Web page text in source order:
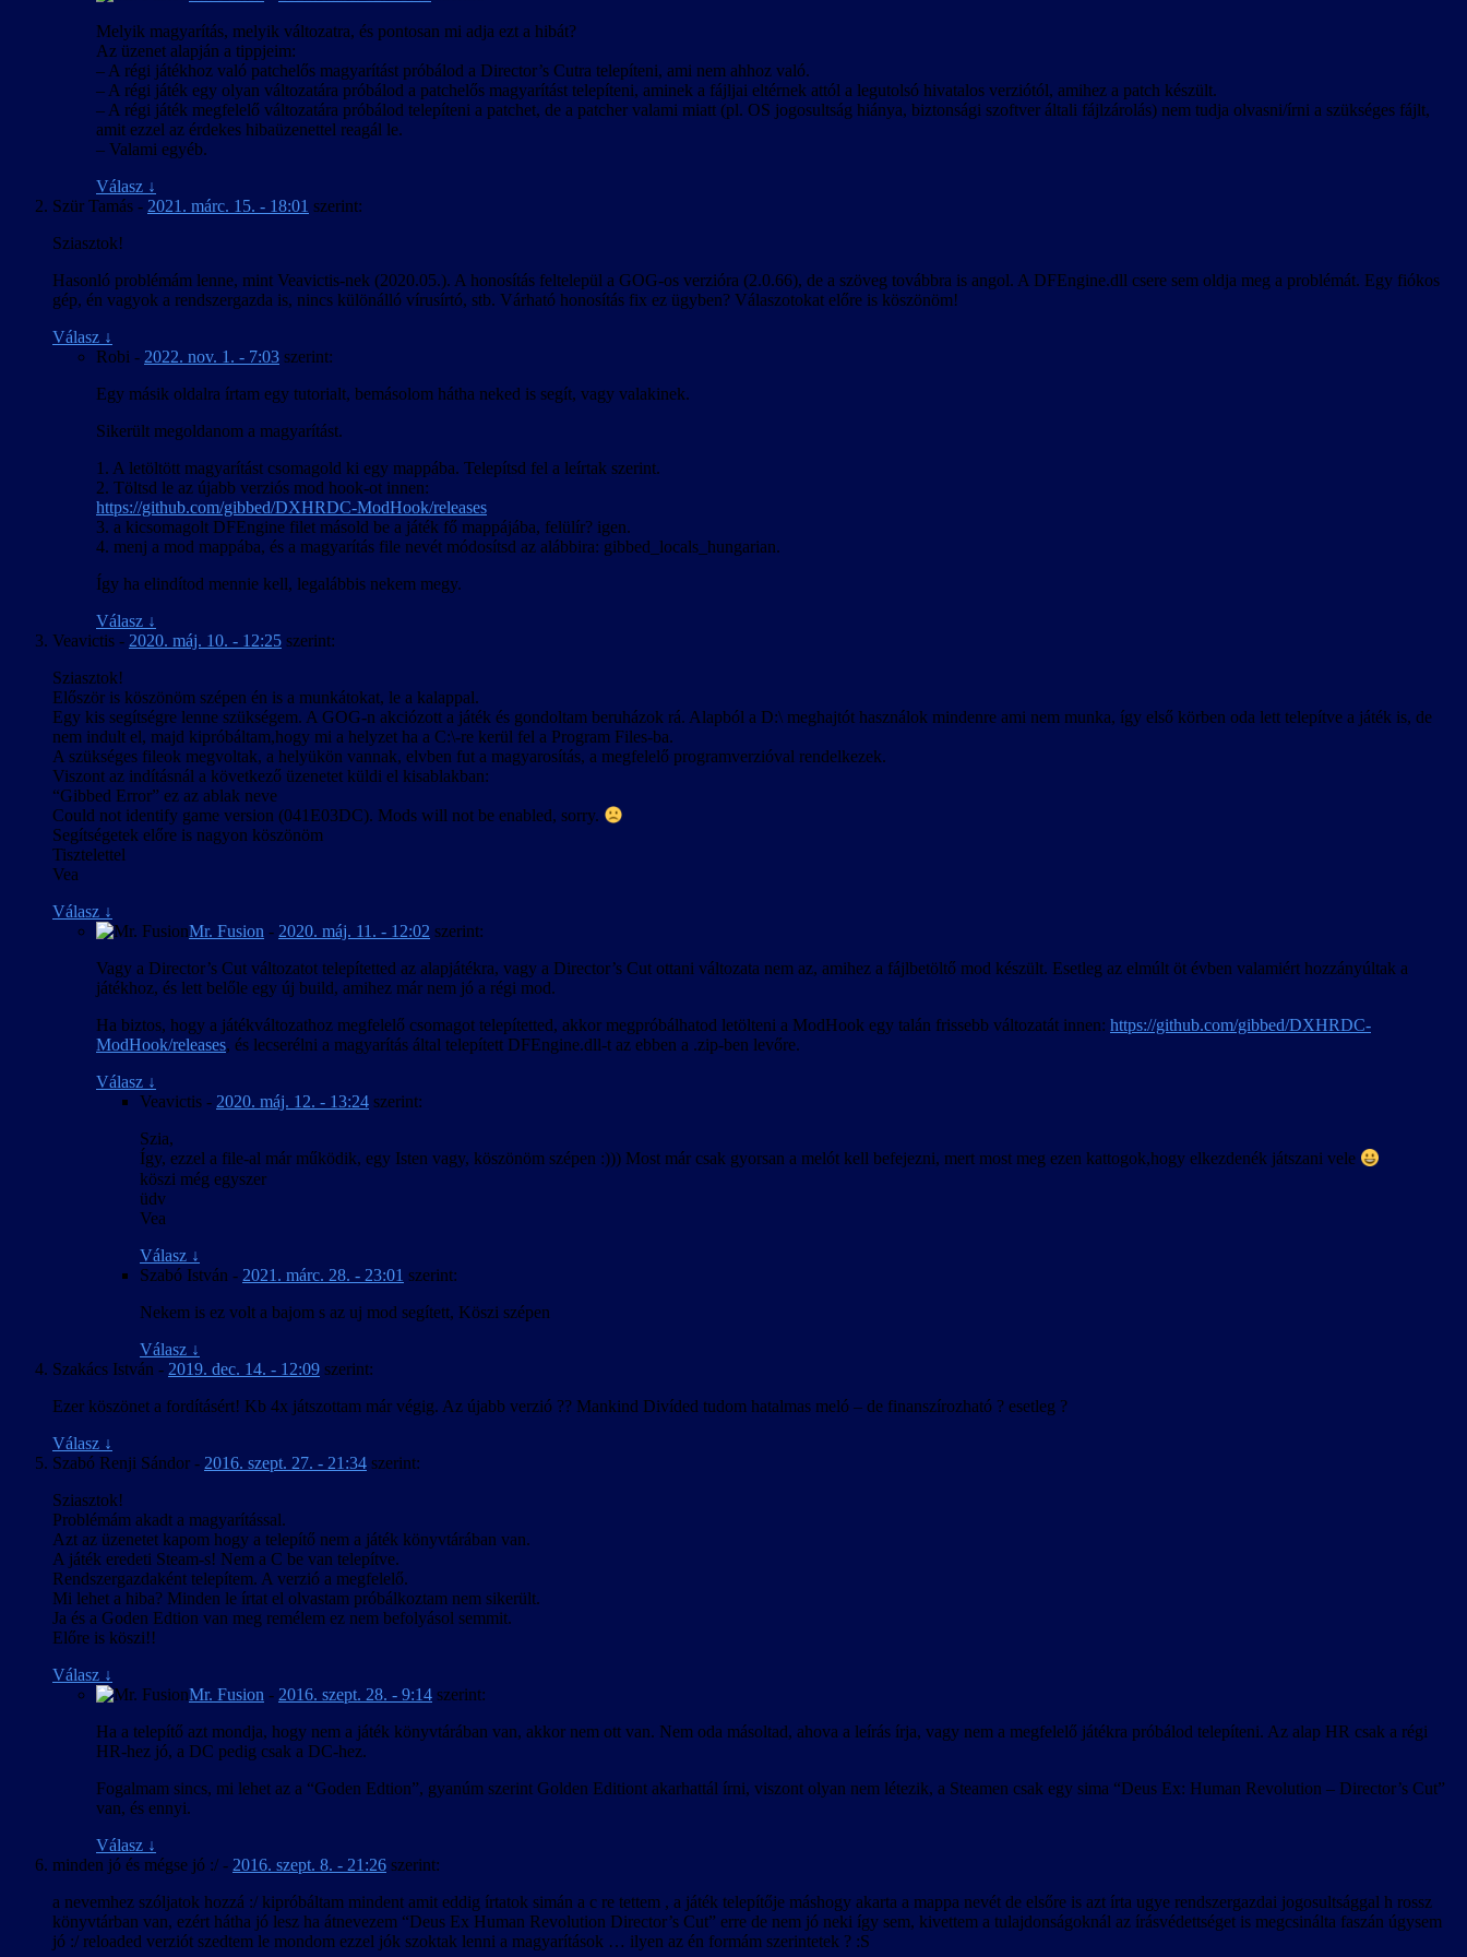
Melyik magyarítás, melyik változatra, és pontosan mi adja ezt a hibát?
Az üzenet alapján a tippjeim:
– A régi játékhoz való patchelős magyarítást próbálod a Director’s Cutra telepíteni, ami nem ahhoz való.
– A régi játék egy olyan változatára próbálod a patchelős magyarítást telepíteni, aminek a fájljai eltérnek attól a legutolsó hivatalos verziótól, amihez a patch készült.
– A régi játék megfelelő változatára próbálod telepíteni a patchet, de a patcher valami miatt (pl. OS jogosultság hiánya, biztonsági szoftver általi fájlzárolás) nem tudja olvasni/írni a szükséges fájlt,
amit ezzel az érdekes hibaüzenettel reagál le.
– Valami egyéb.
Válasz ↓
Szür Tamás - 2021. márc. 15. - 18:01 szerint:
Sziasztok!
Hasonló problémám lenne, mint Veavictis-nek (2020.05.). A honosítás feltelepül a GOG-os verzióra (2.0.66), de a szöveg továbbra is angol. A DFEngine.dll csere sem oldja meg a problémát. Egy fiókos
gép, én vagyok a rendszergazda is, nincs különálló vírusírtó, stb. Várható honosítás fix ez ügyben? Válaszotokat előre is köszönöm!
Válasz ↓
Robi - 2022. nov. 1. - 7:03 szerint:
Egy másik oldalra írtam egy tutorialt, bemásolom hátha neked is segít, vagy valakinek.
Sikerült megoldanom a magyarítást.
1. A letöltött magyarítást csomagold ki egy mappába. Telepítsd fel a leírtak szerint.
2. Töltsd le az újabb verziós mod hook-ot innen:
https://github.com/gibbed/DXHRDC-ModHook/releases
3. a kicsomagolt DFEngine filet másold be a játék fő mappájába, felülír? igen.
4. menj a mod mappába, és a magyarítás file nevét módosítsd az alábbira: gibbed_locals_hungarian.
Így ha elindítod mennie kell, legalábbis nekem megy.
Válasz ↓
Veavictis - 2020. máj. 10. - 12:25 szerint:
Sziasztok!
Először is köszönöm szépen én is a munkátokat, le a kalappal.
Egy kis segítségre lenne szükségem. A GOG-n akciózott a játék és gondoltam beruházok rá. Alapból a D:\ meghajtót használok mindenre ami nem munka, így első körben oda lett telepítve a játék is, de
nem indult el, majd kipróbáltam,hogy mi a helyzet ha a C:\-re kerül fel a Program Files-ba.
A szükséges fileok megvoltak, a helyükön vannak, elvben fut a magyarosítás, a megfelelő programverzióval rendelkezek.
Viszont az indításnál a következő üzenetet küldi el kisablakban:
“Gibbed Error” ez az ablak neve
Could not identify game version (041E03DC). Mods will not be enabled, sorry.
Segítségetek előre is nagyon köszönöm
Tisztelettel
Vea
Válasz ↓
Mr. Fusion - 2020. máj. 11. - 12:02 szerint:
Vagy a Director’s Cut változatot telepítetted az alapjátékra, vagy a Director’s Cut ottani változata nem az, amihez a fájlbetöltő mod készült. Esetleg az elmúlt öt évben valamiért hozzányúltak a
játékhoz, és lett belőle egy új build, amihez már nem jó a régi mod.
Ha biztos, hogy a játékváltozathoz megfelelő csomagot telepítetted, akkor megpróbálhatod letölteni a ModHook egy talán frissebb változatát innen: https://github.com/gibbed/DXHRDC-
ModHook/releases, és lecserélni a magyarítás által telepített DFEngine.dll-t az ebben a .zip-ben levőre.
Válasz ↓
Veavictis - 2020. máj. 12. - 13:24 szerint:
Szia,
Így, ezzel a file-al már működik, egy Isten vagy, köszönöm szépen :))) Most már csak gyorsan a melót kell befejezni, mert most meg ezen kattogok,hogy elkezdenék játszani vele
köszi még egyszer
üdv
Vea
Válasz ↓
Szabó István - 2021. márc. 28. - 23:01 szerint:
Nekem is ez volt a bajom s az uj mod segített, Köszi szépen
Válasz ↓
Szakács István - 2019. dec. 14. - 12:09 szerint:
Ezer köszönet a fordításért! Kb 4x játszottam már végig. Az újabb verzió ?? Mankind Divíded tudom hatalmas meló – de finanszírozható ? esetleg ?
Válasz ↓
Szabó Renji Sándor - 2016. szept. 27. - 21:34 szerint:
Sziasztok!
Problémám akadt a magyarítással.
Azt az üzenetet kapom hogy a telepítő nem a játék könyvtárában van.
A játék eredeti Steam-s! Nem a C be van telepítve.
Rendszergazdaként telepítem. A verzió a megfelelő.
Mi lehet a hiba? Minden le írtat el olvastam próbálkoztam nem sikerült.
Ja és a Goden Edtion van meg remélem ez nem befolyásol semmit.
Előre is köszi!!
Válasz ↓
Mr. Fusion - 2016. szept. 28. - 9:14 szerint:
Ha a telepítő azt mondja, hogy nem a játék könyvtárában van, akkor nem ott van. Nem oda másoltad, ahova a leírás írja, vagy nem a megfelelő játékra próbálod telepíteni. Az alap HR csak a régi
HR-hez jó, a DC pedig csak a DC-hez.
Fogalmam sincs, mi lehet az a “Goden Edtion”, gyanúm szerint Golden Editiont akarhattál írni, viszont olyan nem létezik, a Steamen csak egy sima “Deus Ex: Human Revolution – Director’s Cut”
van, és ennyi.
Válasz ↓
minden jó és mégse jó :/ - 2016. szept. 8. - 21:26 szerint:
a nevemhez szóljatok hozzá :/ kipróbáltam mindent amit eddig írtatok simán a c re tettem , a játék telepítője máshogy akarta a mappa nevét de elsőre is azt írta ugye rendszergazdai jogosultsággal h rossz
könyvtárban van, ezért hátha jó lesz ha átnevezem “Deus Ex Human Revolution Director’s Cut” erre de nem jó neki így sem, kivettem a tulajdonságoknál az írásvédettséget is megcsinálta faszán úgysem
jó :/ reloaded verziót szedtem le mondom ezzel jók szoktak lenni a magyarítások … ilyen az én formám szerintetek ? :S